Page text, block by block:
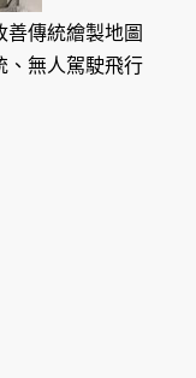
善傳統繪製地圖
、無人駕駛飛行